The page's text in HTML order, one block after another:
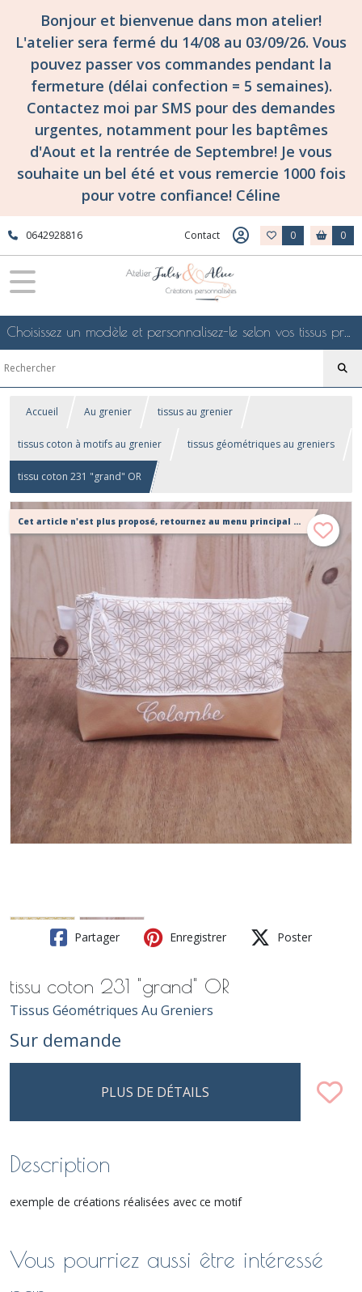
Bonjour et bienvenue dans mon atelier!
L'atelier sera fermé du 14/08 au 03/09/26. Vous
pouvez passer vos commandes pendant la
fermeture (délai confection = 5 semaines).
Contactez moi par SMS pour des demandes
urgentes, notamment pour les baptêmes
d'Aout et la rentrée de Septembre! Je vous
souhaite un bel été et vous remercie 1000 fois
pour votre confiance! Céline
0642928816 Contact 0 0
Choisissez un modèle et personnalisez-le selon vos tissus préférés de mes collections en ligne, je le confectionnerai selon vos souhaits
Accueil Au grenier tissus au grenier
tissus coton à motifs au grenier tissus géométriques au greniers
tissu coton 231 "grand" OR
Cet article n'est plus proposé, retournez au menu principal ou contactez moi!
Partager Enregistrer Poster
tissu coton 231 "grand" OR
Tissus Géométriques Au Greniers
Sur demande
PLUS DE DÉTAILS
Description
exemple de créations réalisées avec ce motif
Vous pourriez aussi être intéressé